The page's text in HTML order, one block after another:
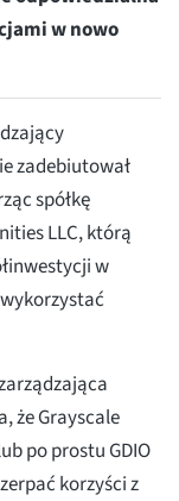
w nowo
zadebiutował
spółkę
LLC, którą
w
że Grayscale
po prostu GDIO
korzyści z